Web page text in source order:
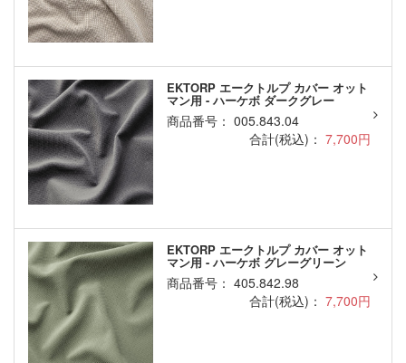
EKTORP エークトルプ カバー オット
マン用 - ハーケボ ダークグレー
商品番号： 005.843.04
合計(税込)： 7,700円
EKTORP エークトルプ カバー オット
マン用 - ハーケボ グレーグリーン
商品番号： 405.842.98
合計(税込)： 7,700円